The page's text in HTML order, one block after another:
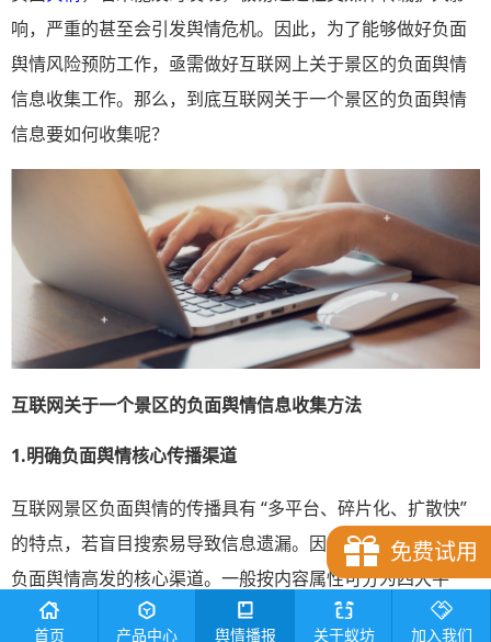
响，严重的甚至会引发舆情危机。因此，为了能够做好负面
舆情风险预防工作，亟需做好互联网上关于景区的负面舆情
信息收集工作。那么，到底互联网关于一个景区的负面舆情
信息要如何收集呢？
互联网关于一个景区的负面舆情信息收集方法
1.明确负面舆情核心传播渠道
互联网景区负面舆情的传播具有 “多平台、碎片化、扩散快”
的特点，若盲目搜索易导致信息遗漏。因此，我们需先锁定
负面舆情高发的核心渠道。一般按内容属性可分为四大平
台，分别是社交互动平台、旅游服务平台、新闻资讯与自媒
免费试用
首页 产品中心 舆情播报 关于蚁坊 加入我们